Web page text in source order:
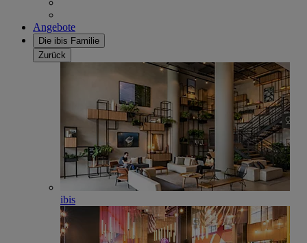
Angebote
Die ibis Familie
Zurück
ibis